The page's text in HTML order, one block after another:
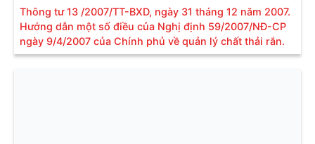
Thông tư 13 /2007/TT-BXD, ngày 31 tháng 12 năm 2007.
Hướng dẫn một số điều của Nghị định 59/2007/NĐ-CP
ngày 9/4/2007 của Chính phủ về quản lý chất thải rắn.